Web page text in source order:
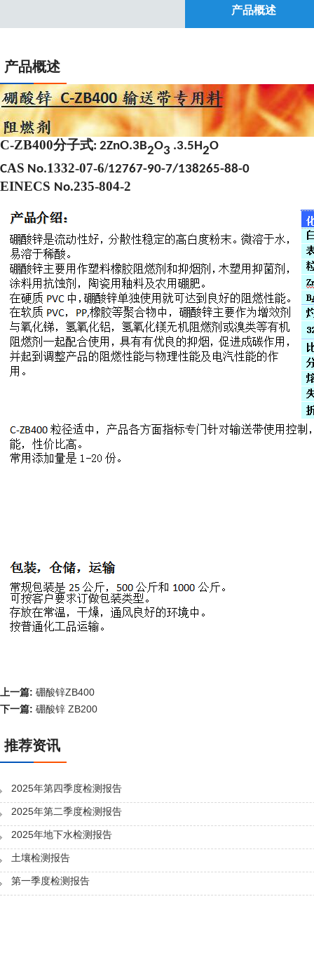
产品概述
产品概述
C-ZB400分子式: 2ZnO.3B2O3 .3.5H2O
CAS No.1332-07-6/12767-90-7/138265-88-0
EINECS No.235-804-2
上一篇: 硼酸锌ZB400
下一篇: 硼酸锌 ZB200
推荐资讯
2025年第四季度检测报告
2025年第二季度检测报告
2025年地下水检测报告
土壤检测报告
第一季度检测报告